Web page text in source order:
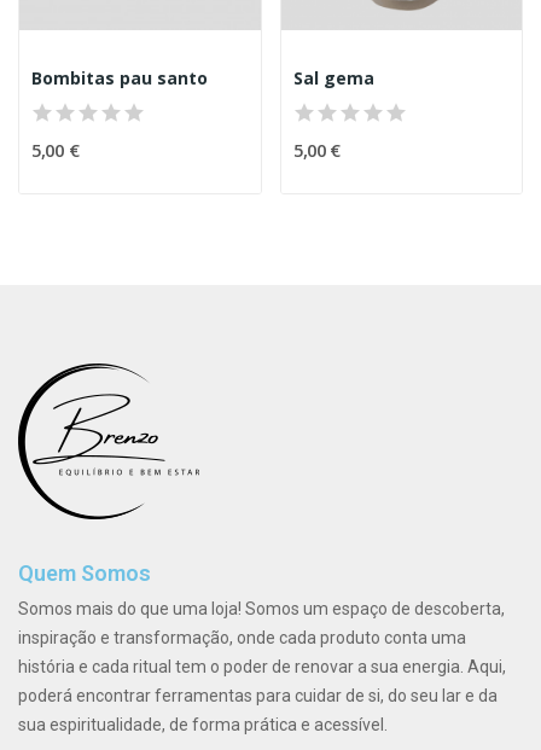
Bombitas pau santo
5,00 €
Sal gema
5,00 €
Quem Somos
Somos mais do que uma loja! Somos um espaço de descoberta,
inspiração e transformação, onde cada produto conta uma
história e cada ritual tem o poder de renovar a sua energia. Aqui,
poderá encontrar ferramentas para cuidar de si, do seu lar e da
sua espiritualidade, de forma prática e acessível.